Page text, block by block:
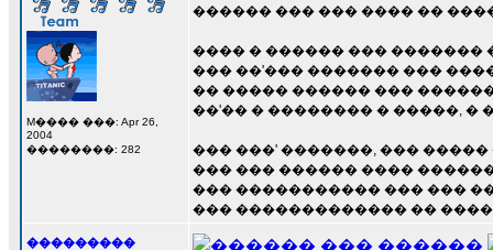
M���� ���: Apr 26,
2004
��������: 282
������ ��� ��� ���� ��
���� � ������ ��� �������
��� ��'��� ������� ���
�� ����� ������ ���
��'�� � �������� � �����, �
��� ���' �������, ���
��� ��� ������ ����
��� ����������� ��� ���
��� ������������� ��
���������